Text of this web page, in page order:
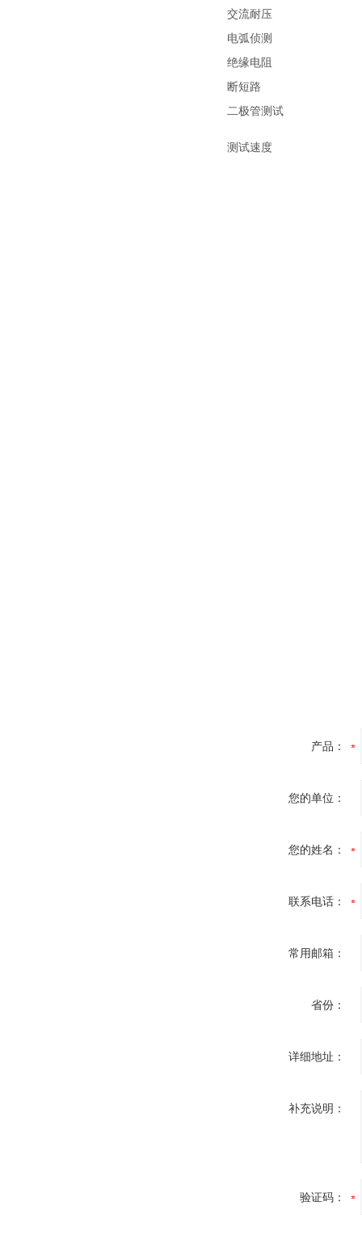
交流耐压
电弧侦测
绝缘电阻
断短路
二极管测试
测试速度
产品：
您的单位：
您的姓名：
联系电话：
常用邮箱：
省份：
详细地址：
补充说明：
验证码：